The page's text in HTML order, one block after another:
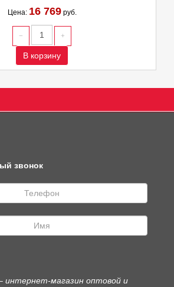
Цена: 16 769руб.
В корзину
звонок
интернет-магазин оптовой и